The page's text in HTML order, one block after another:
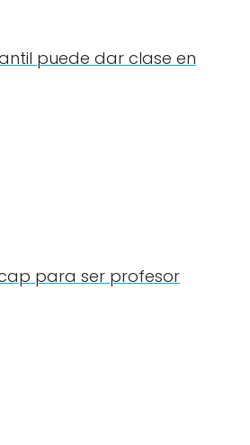
puede dar clase en
para ser profesor